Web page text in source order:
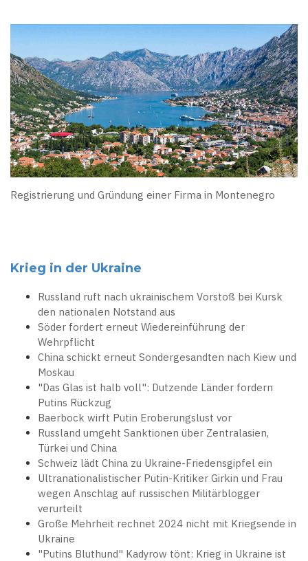
Registrierung und Gründung einer Firma in Montenegro
Krieg in der Ukraine
Russland ruft nach ukrainischem Vorstoß bei Kursk
den nationalen Notstand aus
Söder fordert erneut Wiedereinführung der
Wehrpflicht
China schickt erneut Sondergesandten nach Kiew und
Moskau
"Das Glas ist halb voll": Dutzende Länder fordern
Putins Rückzug
Baerbock wirft Putin Eroberungslust vor
Russland umgeht Sanktionen über Zentralasien,
Türkei und China
Schweiz lädt China zu Ukraine-Friedensgipfel ein
Ultranationalistischer Putin-Kritiker Girkin und Frau
wegen Anschlag auf russischen Militärblogger
verurteilt
Große Mehrheit rechnet 2024 nicht mit Kriegsende in
Ukraine
"Putins Bluthund" Kadyrow tönt: Krieg in Ukraine ist